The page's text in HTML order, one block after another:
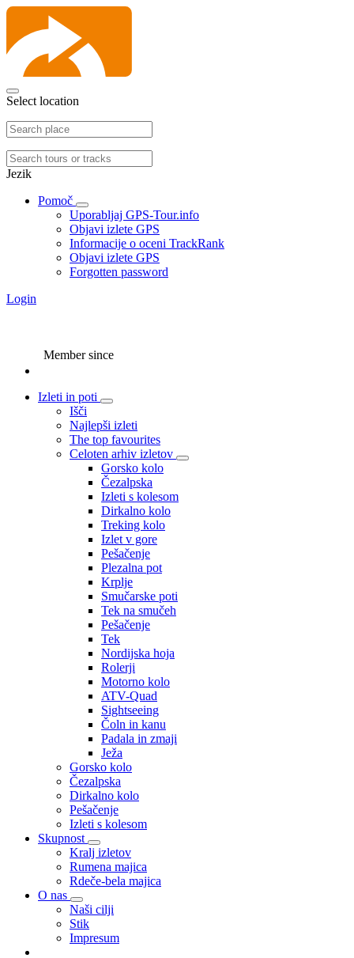
Select location
Jezik
Pomoč
Uporabljaj GPS-Tour.info
Objavi izlete GPS
Informacije o oceni TrackRank
Objavi izlete GPS
Forgotten password
Login
Member since
Izleti in poti
Išči
Najlepši izleti
The top favourites
Celoten arhiv izletov
Gorsko kolo
Čezalpska
Izleti s kolesom
Dirkalno kolo
Treking kolo
Izlet v gore
Pešačenje
Plezalna pot
Krplje
Smučarske poti
Tek na smučeh
Pešačenje
Tek
Nordijska hoja
Rolerji
Motorno kolo
ATV-Quad
Sightseeing
Čoln in kanu
Padala in zmaji
Ježa
Gorsko kolo
Čezalpska
Dirkalno kolo
Pešačenje
Izleti s kolesom
Skupnost
Kralj izletov
Rumena majica
Rdeče-bela majica
O nas
Naši cilji
Stik
Impresum